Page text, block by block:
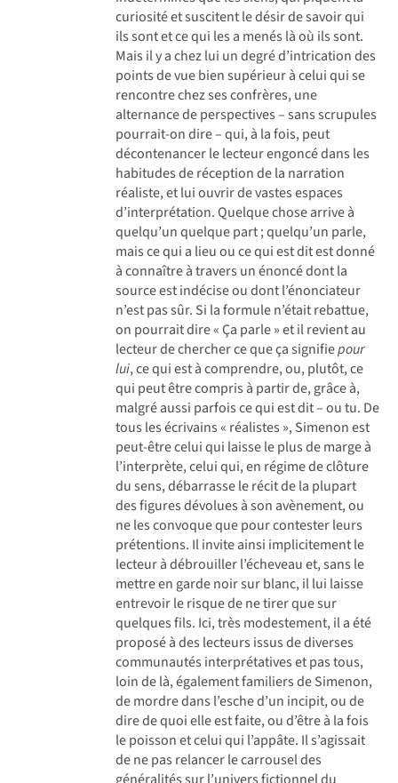
curiosité et suscitent le désir de savoir qui
ils sont et ce qui les a menés là où ils sont.
Mais il y a chez lui un degré d’intrication des
points de vue bien supérieur à celui qui se
rencontre chez ses confrères, une
alternance de perspectives – sans scrupules
pourrait-on dire – qui, à la fois, peut
décontenancer le lecteur engoncé dans les
habitudes de réception de la narration
réaliste, et lui ouvrir de vastes espaces
d’interprétation. Quelque chose arrive à
quelqu’un quelque part ; quelqu’un parle,
mais ce qui a lieu ou ce qui est dit est donné
à connaître à travers un énoncé dont la
source est indécise ou dont l’énonciateur
n’est pas sûr. Si la formule n’était rebattue,
on pourrait dire « Ça parle » et il revient au
lecteur de chercher ce que ça signifiepour
lui, ce qui est à comprendre, ou, plutôt, ce
qui peut être compris à partir de, grâce à,
malgré aussi parfois ce qui est dit – ou tu. De
tous les écrivains « réalistes », Simenon est
peut-être celui qui laisse le plus de marge à
l’interprète, celui qui, en régime de clôture
du sens, débarrasse le récit de la plupart
des figures dévolues à son avènement, ou
ne les convoque que pour contester leurs
prétentions. Il invite ainsi implicitement le
lecteur à débrouiller l’écheveau et, sans le
mettre en garde noir sur blanc, il lui laisse
entrevoir le risque de ne tirer que sur
quelques fils. Ici, très modestement, il a été
proposé à des lecteurs issus de diverses
communautés interprétatives et pas tous,
loin de là, également familiers de Simenon,
de mordre dans l’esche d’un incipit, ou de
dire de quoi elle est faite, ou d’être à la fois
le poisson et celui qui l’appâte. Il s’agissait
de ne pas relancer le carrousel des